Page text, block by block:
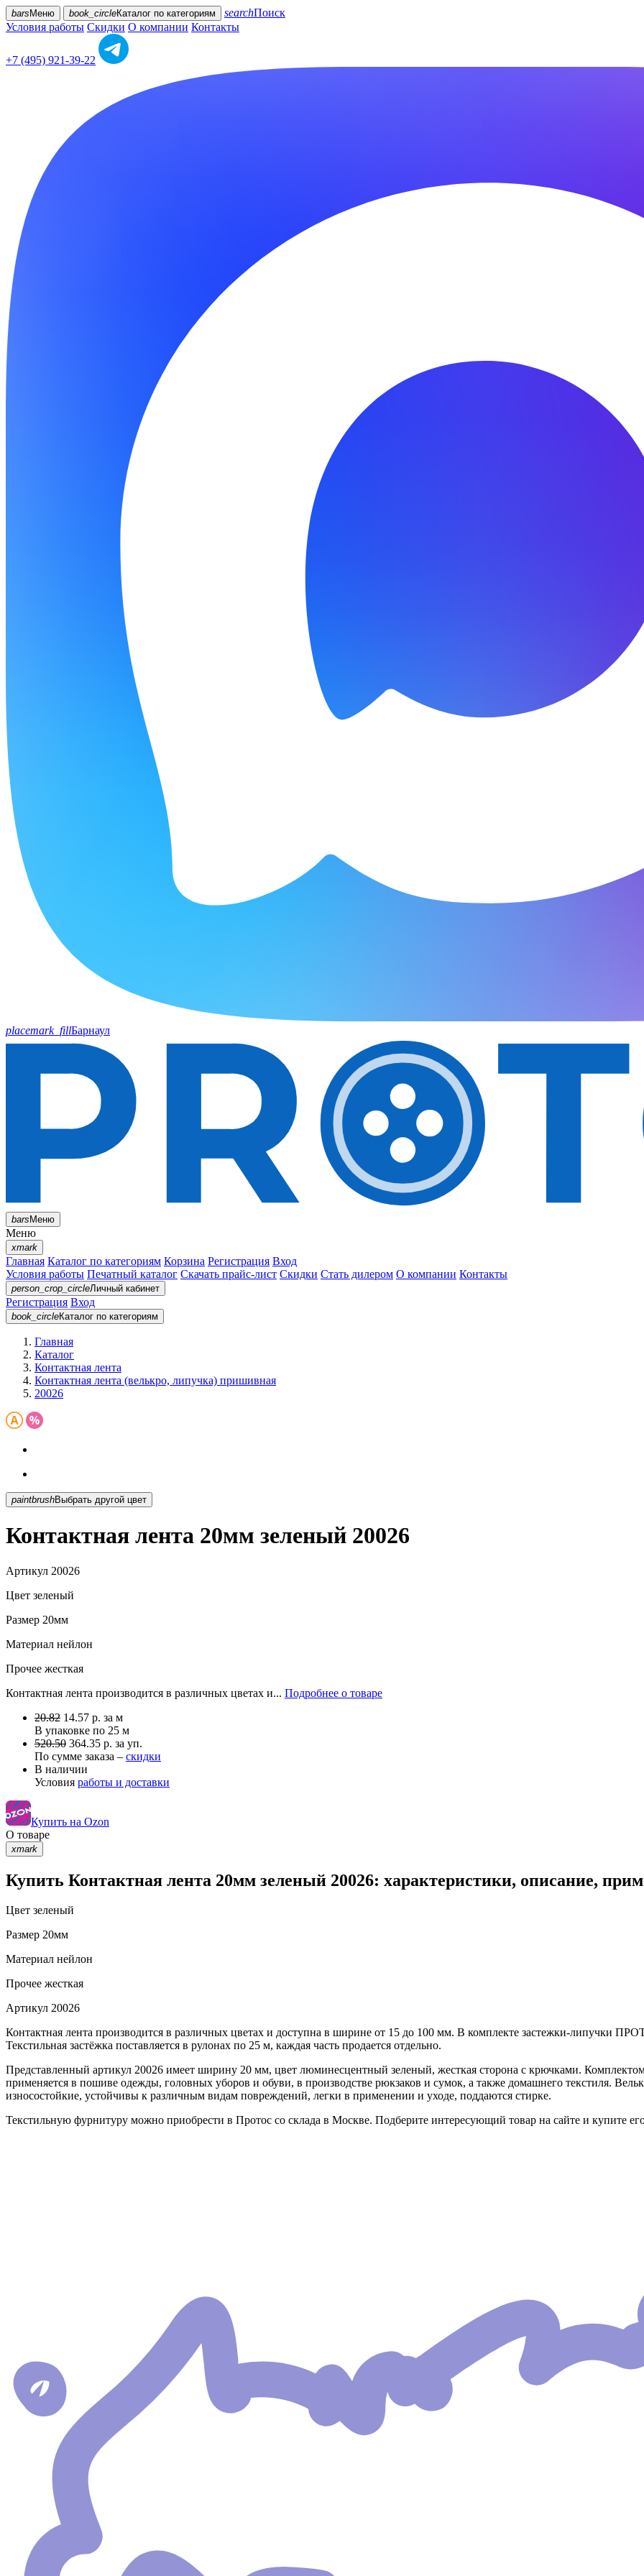
bars Меню book_circleКаталог по категориям searchПоиск
Условия работы Скидки О компании Контакты
+7 (495) 921-39-22
placemark_fillБарнаул
barsМеню
Меню
xmark
Главная Каталог по категориям Корзина Регистрация Вход
Условия работы Печатный каталог Скачать прайс-лист Скидки Стать дилером О компании Контакты
person_crop_circleЛичный кабинет
Регистрация Вход
book_circleКаталог по категориям
Главная
Каталог
Контактная лента
Контактная лента (велькро, липучка) пришивная
20026
paintbrush Выбрать другой цвет
Контактная лента 20мм зеленый 20026
Артикул 20026
Цвет зеленый
Размер 20мм
Материал нейлон
Прочее жесткая
Контактная лента производится в различных цветах и... Подробнее о товаре
20.82 14.57 р. за м
В упаковке по 25 м
520.50 364.35 р. за уп.
По сумме заказа – скидки
В наличии
Условия работы и доставки
Купить на Ozon
О товаре
xmark
Купить Контактная лента 20мм зеленый 20026: характеристики, описание,
Цвет зеленый
Размер 20мм
Материал нейлон
Прочее жесткая
Артикул 20026
Контактная лента производится в различных цветах и доступна в ширине от 15 до 100 мм. В комплекте застежки-липучки
Текстильная застёжка поставляется в рулонах по 25 м, каждая часть продается отдельно.
Представленный артикул 20026 имеет ширину 20 мм, цвет люминесцентный зеленый, жесткая сторона с крючками. Комплектом
применяется в пошиве одежды, головных уборов и обуви, в производстве рюкзаков и сумок, а также домашнего текстиля.
износостойкие, устойчивы к различным видам повреждений, легки в применении и уходе, поддаются стирке.
Текстильную фурнитуру можно приобрести в Протос со склада в Москве. Подберите интересующий товар на сайте и купите